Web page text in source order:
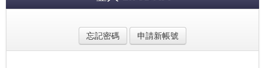
忘記密碼 申請新帳號